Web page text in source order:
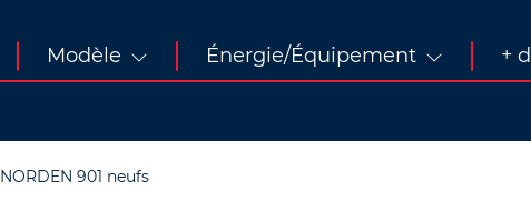
Modèle Énergie/Équipement +
NORDEN 901 neufs